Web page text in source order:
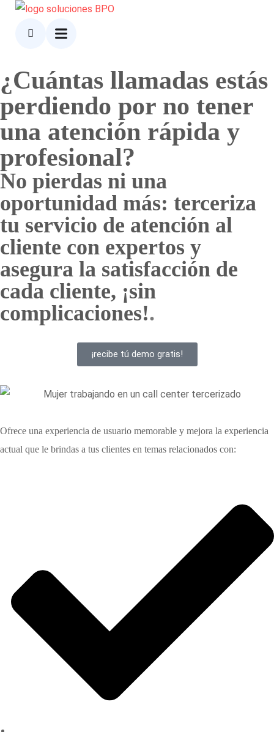
¿Cuántas llamadas estás
perdiendo por no tener
una atención rápida y
profesional?
No pierdas ni una
oportunidad más: terceriza
tu servicio de atención al
cliente con expertos y
asegura la satisfacción de
cada cliente, ¡sin
complicaciones!.
¡recibe tú demo gratis!
Ofrece una experiencia de usuario memorable y mejora la experiencia
actual que le brindas a tus clientes en temas relacionados con: